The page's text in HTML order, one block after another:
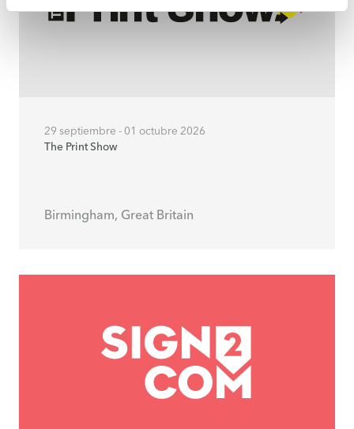
29 septiembre - 01 octubre 2026
The Print Show
Birmingham, Great Britain